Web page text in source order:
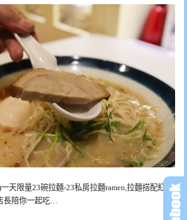
天限量23碗拉麵-23私房拉麵ramen,拉麵搭配紅白
長陪你一起吃…